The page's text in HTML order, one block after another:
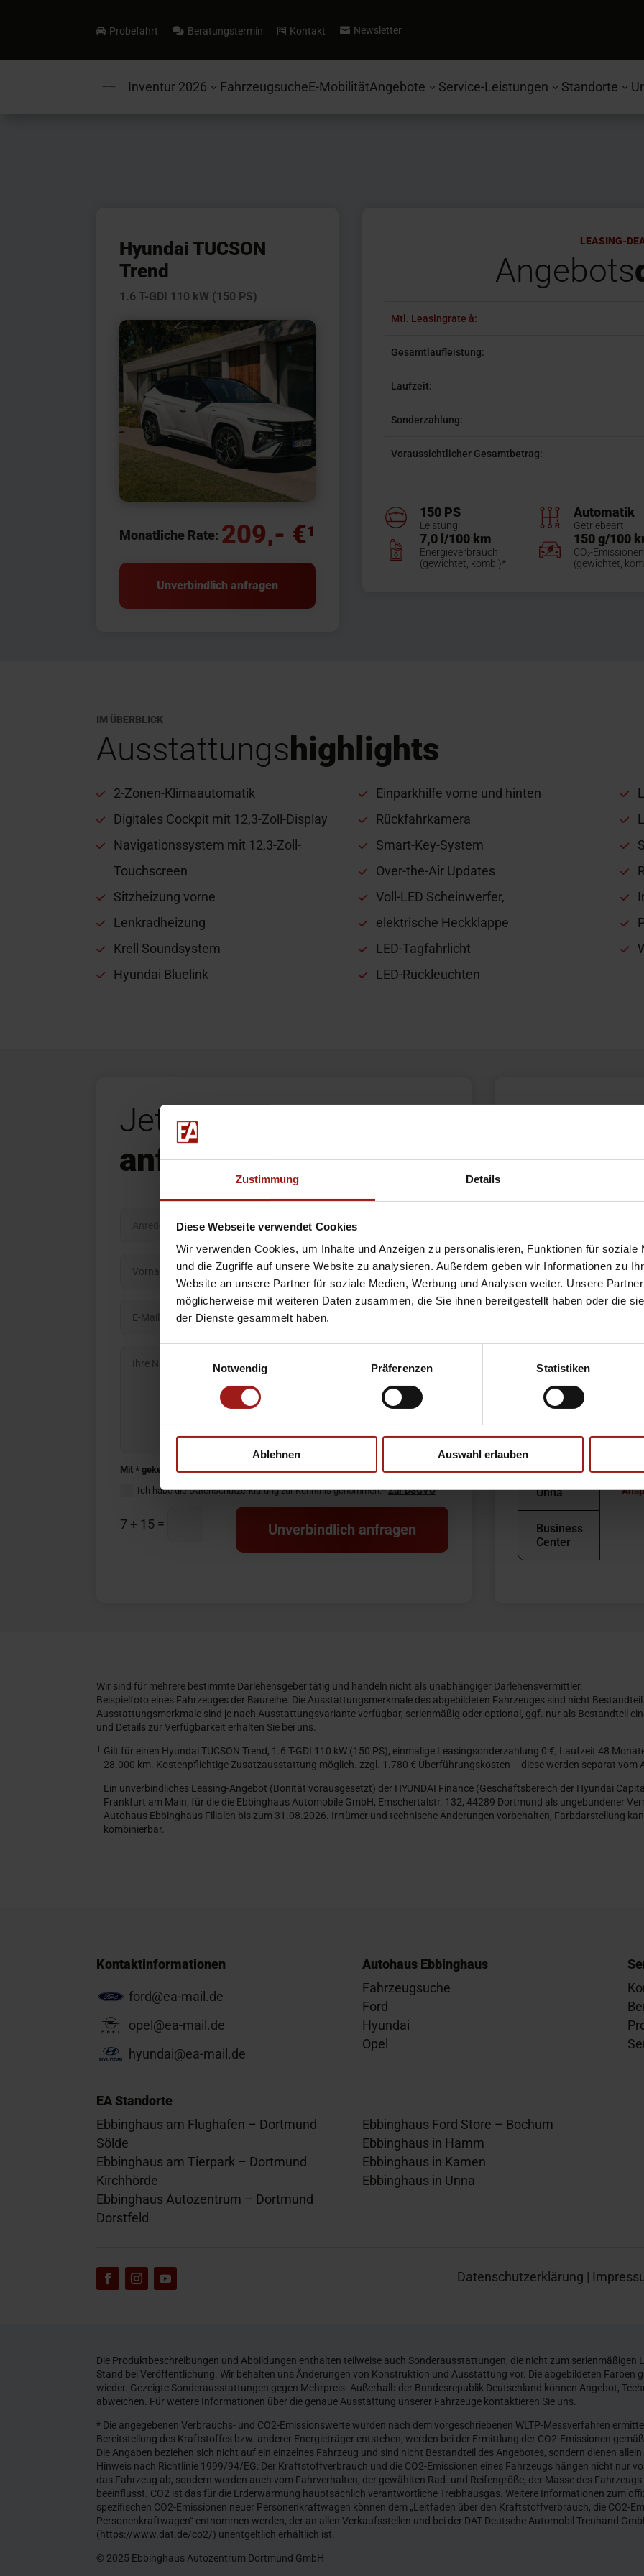
Zustimmung Details
Diese Webseite verwendet Cookies
Wir verwenden Cookies, um Inhalte und Anzeigen zu personalisieren, Funktionen für soziale
und die Zugriffe auf unsere Website zu analysieren. Außerdem geben wir Informationen zu
Website an unsere Partner für soziale Medien, Werbung und Analysen weiter. Unsere
möglicherweise mit weiteren Daten zusammen, die Sie ihnen bereitgestellt haben oder die
der Dienste gesammelt haben.
Notwendig
Präferenzen Statistiken
Ablehnen Auswahl erlauben
 Probefahrt  Beratungstermin  Kontakt  Newsletter
Inventur 2026 3 FahrzeugsucheE-MobilitätAngebote 3 Service-Leistungen 3 Standorte 3
Hyundai TUCSON
Trend
1.6 T-GDI 110 kW (150 PS)
Monatliche Rate: 209,- €1
Unverbindlich anfragen
LEASING-
Angebots
Mtl. Leasingrate à:
Gesamtlaufleistung:
Laufzeit:
Sonderzahlung:
Voraussichtlicher Gesamtbetrag:
150 PS
Leistung
Automatik
Getriebeart
7,0 l/100 km
Energieverbrauch
(gewichtet, komb.)*
150 g/100
CO₂-Emissionen
(gewichtet,
IM ÜBERBLICK
Ausstattungshighlights
2-Zonen-Klimaautomatik
Digitales Cockpit mit 12,3-Zoll-Display
Navigationssystem mit 12,3-Zoll-
Touchscreen
Sitzheizung vorne
Lenkradheizung
Krell Soundsystem
Hyundai Bluelink
Einparkhilfe vorne und hinten
Rückfahrkamera
Smart-Key-System
Over-the-Air Updates
Voll-LED Scheinwerfer,
elektrische Heckklappe
LED-Tagfahrlicht
LED-Rückleuchten
Jetzt Unverbindlich
anfragen
Mit * gekennzeichnete Felder bitte ausfüllen.
Ich habe die Datenschutzerklärung zur Kenntnis genommen.*Zur DSGVO
7 + 15 = Unverbindlich anfragen
weiter
DO-
Dorstfeld
DO-
Kirchhörde
Unna
Business
Center
Wir sind für mehrere bestimmte Darlehensgeber tätig und handeln nicht als unabhängiger Darlehensvermittler.
Beispielfoto eines Fahrzeuges der Baureihe. Die Ausstattungsmerkmale des abgebildeten Fahrzeuges sind nicht
Ausstattungsmerkmale sind je nach Ausstattungsvariante verfügbar, serienmäßig oder optional, ggf. nur als Bestandteil
und Details zur Verfügbarkeit erhalten Sie bei uns.
1
Gilt für einen Hyundai TUCSON Trend, 1.6 T-GDI 110 kW (150 PS), einmalige Leasingsonderzahlung 0 €, Laufzeit 48
28.000 km. Kostenpflichtige Zusatzausstattung möglich. zzgl. 1.780 € Überführungskosten – diese werden separat vom
Ein unverbindliches Leasing-Angebot (Bonität vorausgesetzt) der HYUNDAI Finance (Geschäftsbereich der Hyundai
Frankfurt am Main, für die die Ebbinghaus Automobile GmbH, Emschertalstr. 132, 44289 Dortmund als ungebundener
Autohaus Ebbinghaus Filialen bis zum 31.08.2026. Irrtümer und technische Änderungen vorbehalten, Farbdarstellung
kombinierbar.
Kontaktinformationen
ford@ea-mail.de
opel@ea-mail.de
hyundai@ea-mail.de
Autohaus Ebbinghaus
Fahrzeugsuche
Ford
Hyundai
Opel
EA Standorte
Ebbinghaus am Flughafen – Dortmund
Sölde
Ebbinghaus am Tierpark – Dortmund
Kirchhörde
Ebbinghaus Autozentrum – Dortmund
Dorstfeld
Ebbinghaus Ford Store – Bochum
Ebbinghaus in Hamm
Ebbinghaus in Kamen
Ebbinghaus in Unna
Datenschutzerklärung |
Die Produktbeschreibungen und Abbildungen enthalten teilweise auch Sonderausstattungen, die nicht zum
Stand bei Veröffentlichung. Wir behalten uns Änderungen von Konstruktion und Ausstattung vor. Die abgebildeten Farben
wieder. Gezeigte Sonderausstattungen gegen Mehrpreis. Außerhalb der Bundesrepublik Deutschland können Angebot,
abweichen. Für weitere Informationen über die genaue Ausstattung unserer Fahrzeuge kontaktieren Sie uns.
* Die angegebenen Verbrauchs- und CO2-Emissionswerte wurden nach dem vorgeschriebenen WLTP-Messverfahren
Bereitstellung des Kraftstoffes bzw. anderer Energieträger entstehen, werden bei der Ermittlung der CO2-Emissionen
Die Angaben beziehen sich nicht auf ein einzelnes Fahrzeug und sind nicht Bestandteil des Angebotes, sondern dienen
Hinweis nach Richtlinie 1999/94/EG: Der Kraftstoffverbrauch und die CO2-Emissionen eines Fahrzeugs hängen nicht nur
das Fahrzeug ab, sondern werden auch vom Fahrverhalten, der gewählten Rad- und Reifengröße, der Masse des
beeinflusst. CO2 ist das für die Erderwärmung hauptsächlich verantwortliche Treibhausgas. Weitere Informationen zum
spezifischen CO2-Emissionen neuer Personenkraftwagen können dem „Leitfaden über den Kraftstoffverbrauch, die CO2-
Personenkraftwagen“ entnommen werden, der an allen Verkaufsstellen und bei der DAT Deutsche Automobil Treuhand
(https://www.dat.de/co2/) unentgeltlich erhältlich ist.
© 2025 Ebbinghaus Autozentrum Dortmund GmbH